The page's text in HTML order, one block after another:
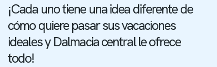
¡Cada uno tiene una idea diferente de
cómo quiere pasar sus vacaciones
ideales y Dalmacia central le ofrece
todo!